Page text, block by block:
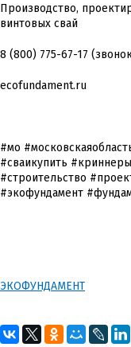
Производство,
винтовых свай
8 (800) 775-67-17
ecofundament.ru
#мо
#сваикупить
#строительство
#экофундамент
ЭКОФУНДАМЕНТ